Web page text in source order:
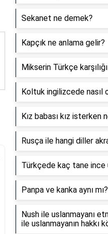
Sekanet ne demek?
Kapçık ne anlama gelir?
Mikserin Türkçe
Koltuk ingilizcede nasıl
Kız babası kız isterken
Rusça ile hangi diller
Türkçede kaç tane ince
Panpa ve kanka aynı mı?
Nush ile uslanmayanı
ile uslanmayanın hakkı